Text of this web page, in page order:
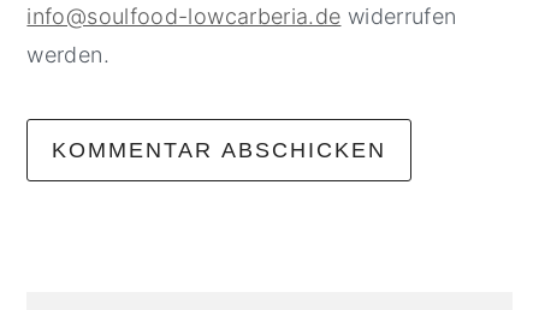
info@soulfood-lowcarberia.de widerrufen
werden.